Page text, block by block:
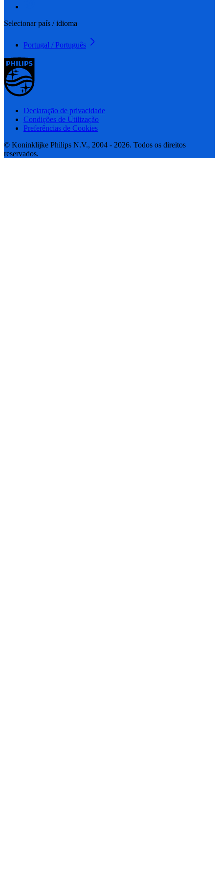
Selecionar país / idioma
Portugal / Português
Declaração de privacidade
Condições de Utilização
Preferências de Cookies
© Koninklijke Philips N.V., 2004 - 2026. Todos os direitos
reservados.